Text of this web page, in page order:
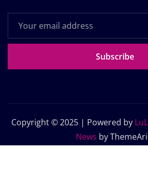
Subscribe
Copyright © 2025 | Powered by
News by